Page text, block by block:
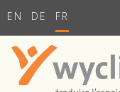
EN DE FR